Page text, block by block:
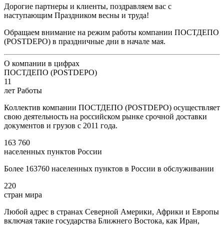
Дорогие партнеры и клиенты, поздравляем вас с
наступающим Праздником весны и труда!
Обращаем внимание на режим работы компании ПОСТДЕПО
(POSTDEPO) в праздничные дни в начале мая.
О компании в цифрах
ПОСТДЕПО (POSTDEPO)
11
лет Работы
Коллектив компании ПОСТДЕПО (POSTDEPO) осуществляет
свою деятельность на российском рынке срочной доставки
документов и грузов с 2011 года.
163 760
населенных пунктов России
Более 163760 населенных пунктов в России в обслуживании
220
стран мира
Любой адрес в странах Северной Америки, Африки и Европы
включая такие государства Ближнего Востока, как Иран,